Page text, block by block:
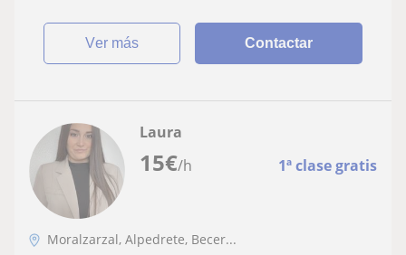
ver más Contactar
15€/h 1ª clase gratis
Laura
Moralzarzal, Alpedrete, Becer...